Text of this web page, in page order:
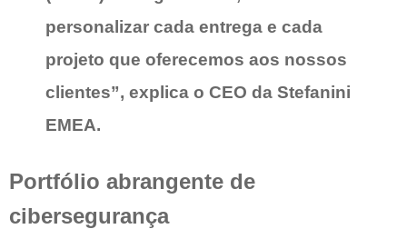
personalizar cada entrega e cada
projeto que oferecemos aos nossos
clientes”, explica o CEO da Stefanini
EMEA.
Portfólio abrangente de
cibersegurança